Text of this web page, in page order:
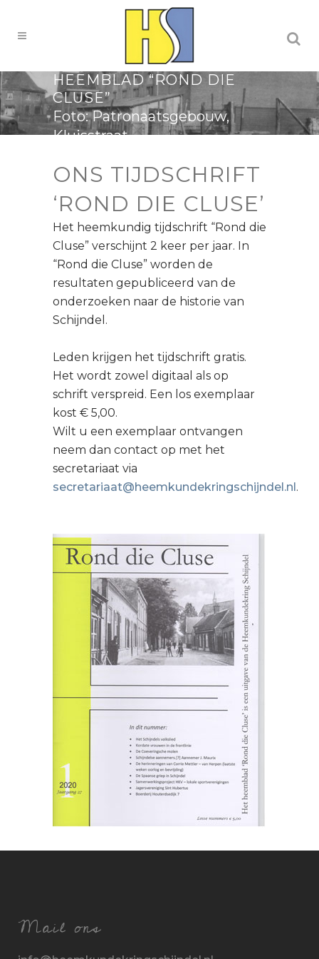
HEEMBLAD “ROND DIE
CLUSE”
Foto: Patronaatsgebouw,
Kluisstraat
ONS TIJDSCHRIFT
‘ROND DIE CLUSE’
Het heemkundig tijdschrift “Rond die
Cluse” verschijnt 2 keer per jaar. In
“Rond die Cluse” worden de
resultaten gepubliceerd van de
onderzoeken naar de historie van
Schijndel.
Leden krijgen het tijdschrift gratis.
Het wordt zowel digitaal als op
schrift verspreid. Een los exemplaar
kost € 5,00.
Wilt u een exemplaar ontvangen
neem dan contact op met het
secretariaat via
secretariaat@heemkundekringschijndel.nl .
Mail ons